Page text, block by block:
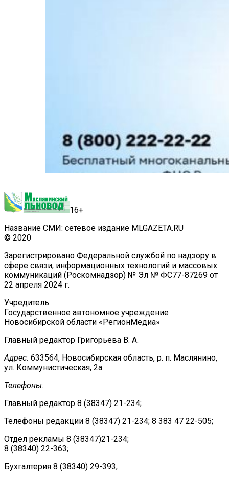
16+
Название СМИ: сетевое издание MLGAZETA.RU
© 2020
Зарегистрировано Федеральной службой по надзору в
сфере связи, информационных технологий и массовых
коммуникаций (Роскомнадзор) № Эл № ФС77-87269 от
22 апреля 2024 г.
Учредитель:
Государственное автономное учреждение
Новосибирской области «РегионМедиа»
Главный редактор Григорьева В. А.
Адрес: 633564, Новосибирская область, р. п. Маслянино,
ул. Коммунистическая, 2а
Телефоны:
Главный редактор 8 (38347) 21-234;
Телефоны редакции 8 (38347) 21-234; 8 383 47 22-505;
Отдел рекламы 8 (38347)21-234;
8 (38340) 22-363;
Бухгалтерия 8 (38340) 29-393;